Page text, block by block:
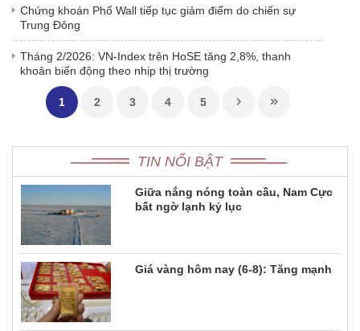
Chứng khoán Phố Wall tiếp tục giảm điểm do chiến sự
Trung Đông
Tháng 2/2026: VN-Index trên HoSE tăng 2,8%, thanh
khoản biến động theo nhịp thị trường
1 2 3 4 5
TIN NỔI BẬT
Giữa nắng nóng toàn cầu, Nam Cực
bất ngờ lạnh kỷ lục
Giá vàng hôm nay (6-8): Tăng mạnh